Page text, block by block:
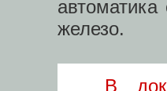
железо.
В